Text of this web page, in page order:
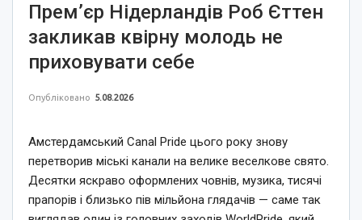
Прем’єр Нідерландів Роб Єттен
закликав квірну молодь не
приховувати себе
Опубліковано 5.08.2026
Амстердамський Canal Pride цього року знову
перетворив міські канали на велике веселкове свято.
Десятки яскраво оформлених човнів, музика, тисячі
прапорів і близько пів мільйона глядачів — саме так